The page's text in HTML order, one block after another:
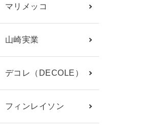
マリメッコ
山崎実業
デコレ（DECOLE）
フィンレイソン